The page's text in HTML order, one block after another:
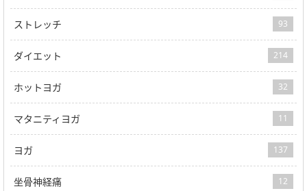
ストレッチ 93
ダイエット 214
ホットヨガ 32
マタニティヨガ 11
ヨガ 137
坐骨神経痛 12